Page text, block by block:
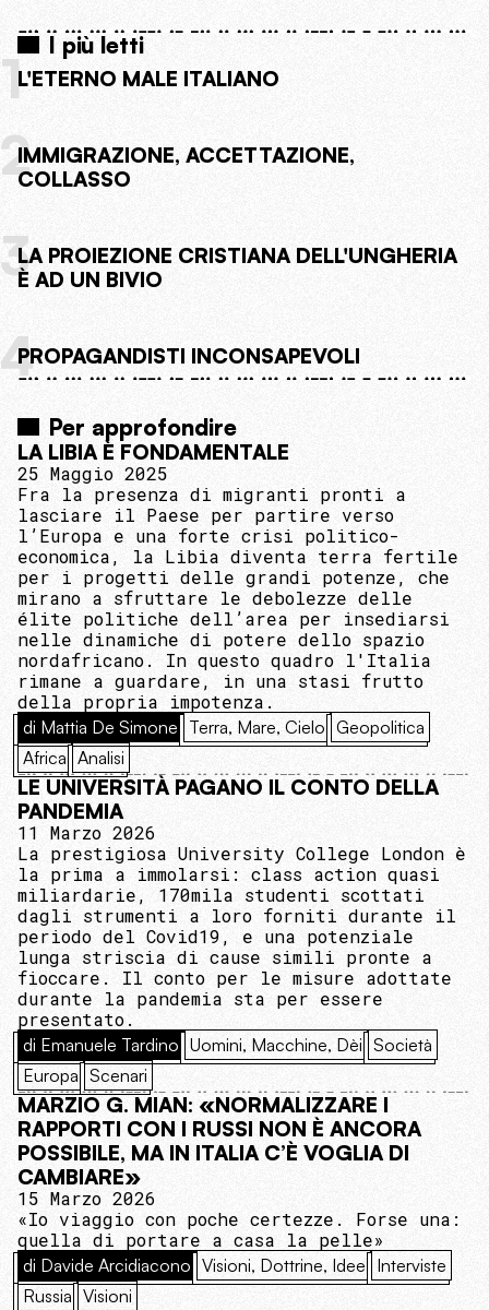
I più letti
1L'ETERNO MALE ITALIANO
2IMMIGRAZIONE, ACCETTAZIONE,
COLLASSO
3LA PROIEZIONE CRISTIANA DELL'UNGHERIA
È AD UN BIVIO
4PROPAGANDISTI INCONSAPEVOLI
Per approfondire
LA LIBIA È FONDAMENTALE
25 Maggio 2025
Fra la presenza di migranti pronti a
lasciare il Paese per partire verso
l’Europa e una forte crisi politico-
economica, la Libia diventa terra fertile
per i progetti delle grandi potenze, che
mirano a sfruttare le debolezze delle
élite politiche dell’area per insediarsi
nelle dinamiche di potere dello spazio
nordafricano. In questo quadro l'Italia
rimane a guardare, in una stasi frutto
della propria impotenza.
di Mattia De Simone Terra, Mare, Cielo Geopolitica
Africa Analisi
LE UNIVERSITÀ PAGANO IL CONTO DELLA
PANDEMIA
11 Marzo 2026
La prestigiosa University College London è
la prima a immolarsi: class action quasi
miliardarie, 170mila studenti scottati
dagli strumenti a loro forniti durante il
periodo del Covid19, e una potenziale
lunga striscia di cause simili pronte a
fioccare. Il conto per le misure adottate
durante la pandemia sta per essere
presentato.
di Emanuele Tardino Uomini, Macchine, Dèi Società
Europa Scenari
MARZIO G. MIAN: «NORMALIZZARE I
RAPPORTI CON I RUSSI NON È ANCORA
POSSIBILE, MA IN ITALIA C’È VOGLIA DI
CAMBIARE»
15 Marzo 2026
«Io viaggio con poche certezze. Forse una:
quella di portare a casa la pelle»
di Davide Arcidiacono Visioni, Dottrine, Idee Interviste
Russia Visioni